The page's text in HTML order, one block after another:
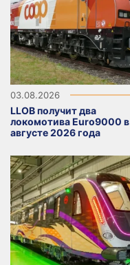
03.08.2026
LLOB получит два
локомотива Euro9000 в
августе 2026 года